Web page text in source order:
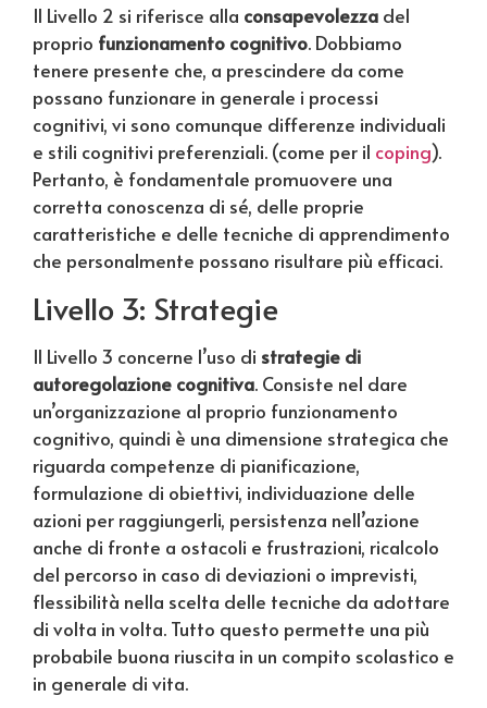
Il Livello 2 si riferisce alla consapevolezza del
proprio funzionamento cognitivo. Dobbiamo
tenere presente che, a prescindere da come
possano funzionare in generale i processi
cognitivi, vi sono comunque differenze individuali
e stili cognitivi preferenziali. (come per il coping).
Pertanto, è fondamentale promuovere una
corretta conoscenza di sé, delle proprie
caratteristiche e delle tecniche di apprendimento
che personalmente possano risultare più efficaci.
Livello 3: Strategie
Il Livello 3 concerne l’uso di strategie di
autoregolazione cognitiva. Consiste nel dare
un’organizzazione al proprio funzionamento
cognitivo, quindi è una dimensione strategica che
riguarda competenze di pianificazione,
formulazione di obiettivi, individuazione delle
azioni per raggiungerli, persistenza nell’azione
anche di fronte a ostacoli e frustrazioni, ricalcolo
del percorso in caso di deviazioni o imprevisti,
flessibilità nella scelta delle tecniche da adottare
di volta in volta. Tutto questo permette una più
probabile buona riuscita in un compito scolastico e
in generale di vita.